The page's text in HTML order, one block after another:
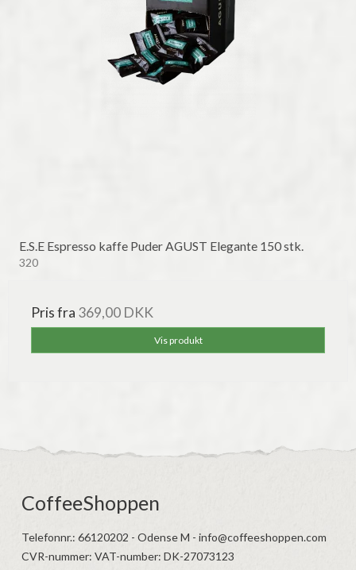
E.S.E Espresso kaffe Puder AGUST Elegante 150 stk.
320
Pris fra 369,00 DKK
Vis produkt
CoffeeShoppen
Telefonnr.: 66120202 - Odense M - info@coffeeshoppen.com
CVR-nummer: VAT-number: DK-27073123